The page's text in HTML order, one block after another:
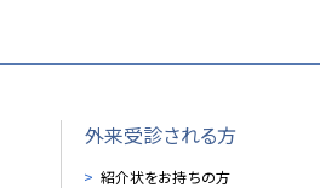
外来受診される方
紹介状をお持ちの方